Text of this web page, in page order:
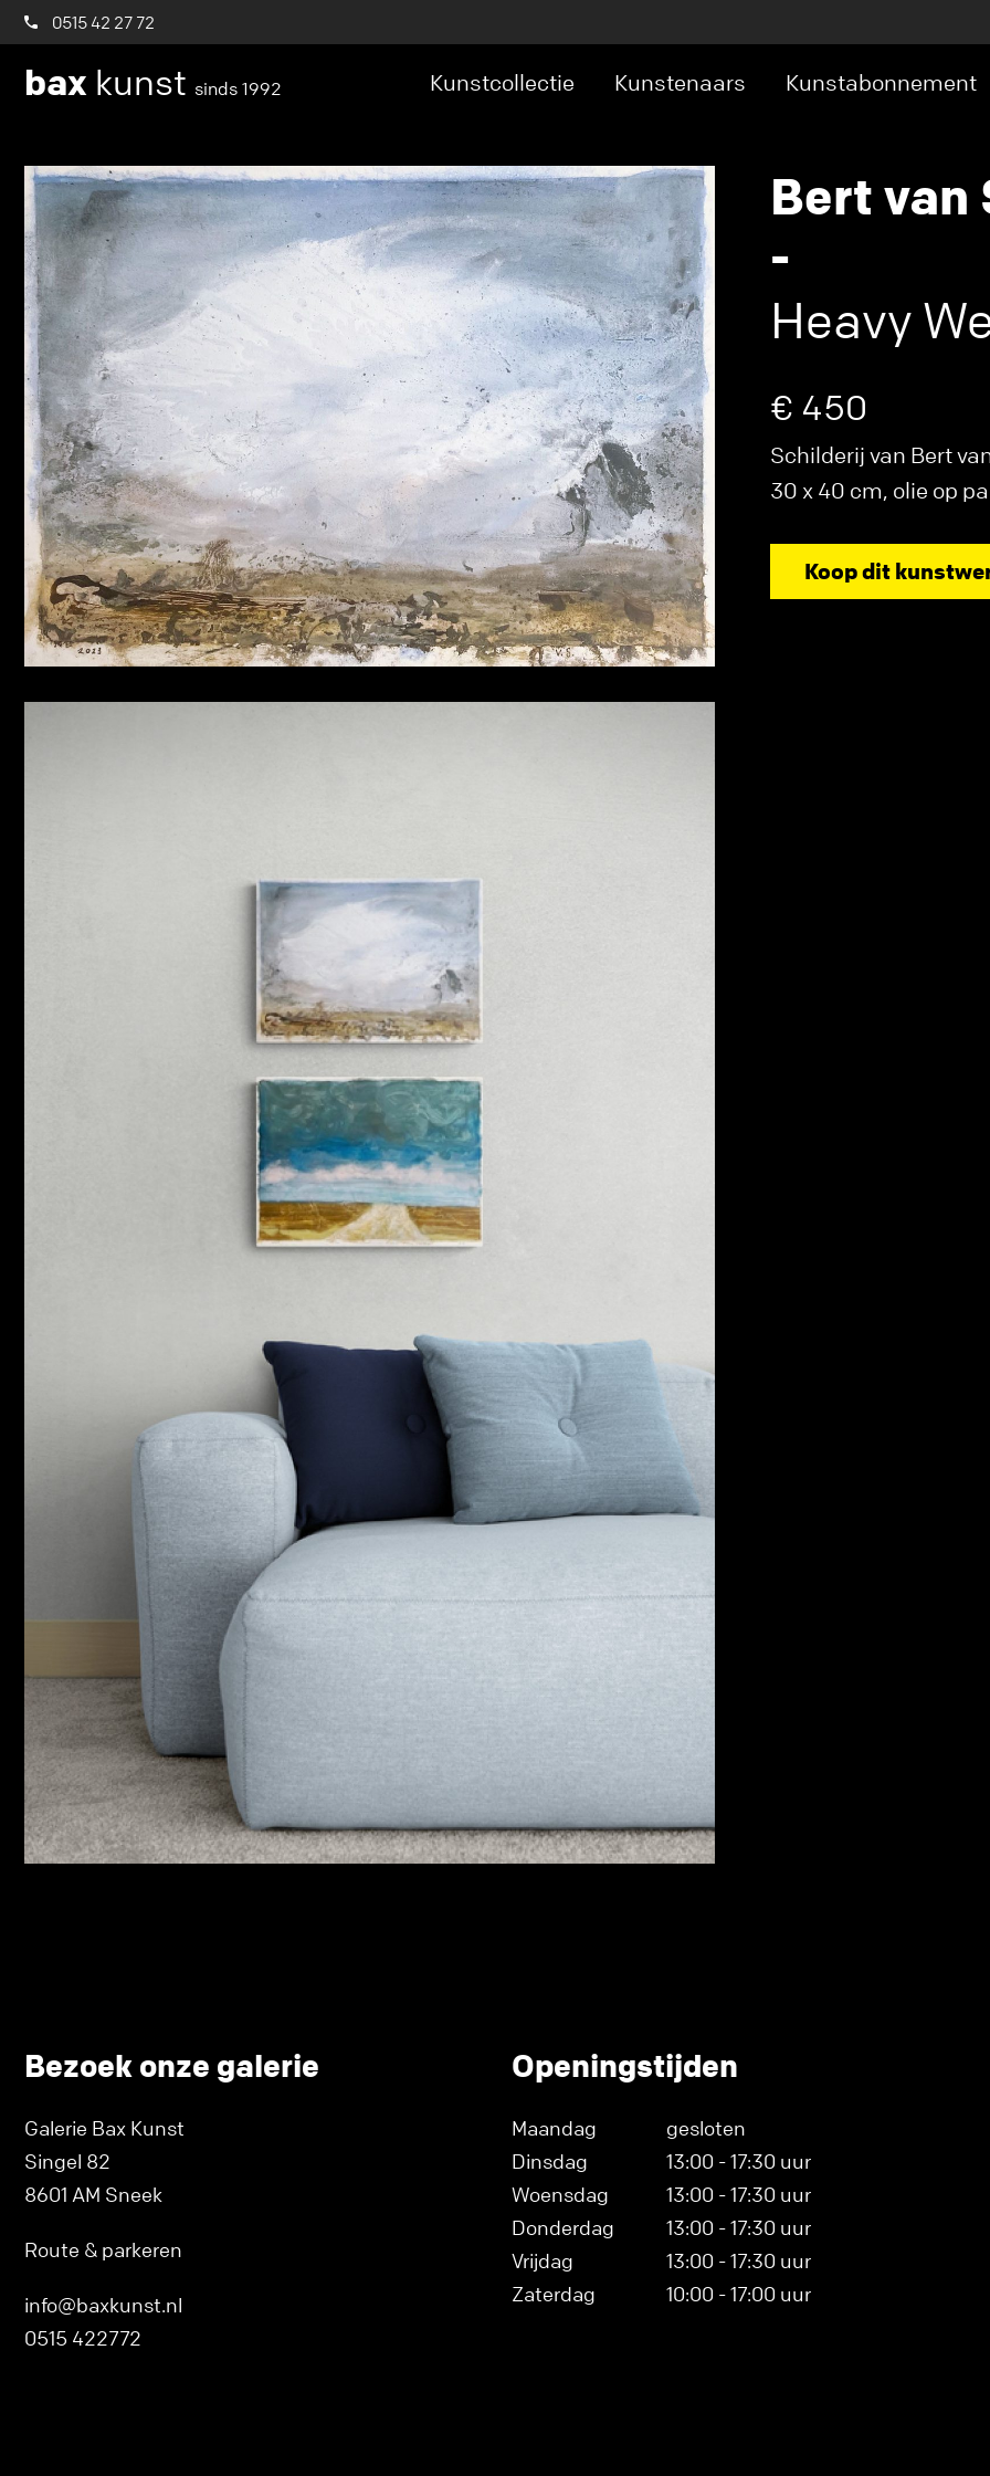
0515 42 27 72
bax kunst sinds 1992 Kunstcollectie Kunstenaars Kunstabonnement
Bert van
-
Heavy
€ 450
Schilderij van Bert
30 x 40 cm, olie op
Koop dit
Bezoek onze galerie
Galerie Bax Kunst
Singel 82
8601 AM Sneek
Route & parkeren
info@baxkunst.nl
0515 422772
Openingstijden
Maandag
gesloten
Dinsdag
13:00 - 17:30 uur
Woensdag
13:00 - 17:30 uur
Donderdag
13:00 - 17:30 uur
Vrijdag
13:00 - 17:30 uur
Zaterdag
10:00 - 17:00 uur